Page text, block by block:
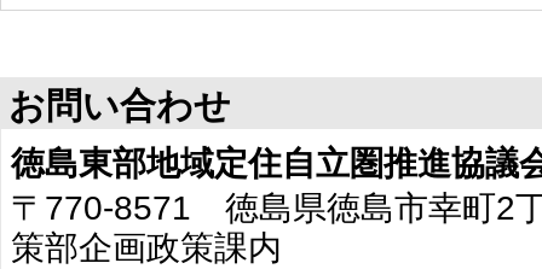
お問い合わせ
徳島東部地域定住自立圏推進協議
〒770-8571 徳島県徳島市幸町2
策部企画政策課内